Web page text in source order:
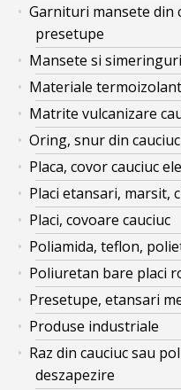
Garnituri mansete din
presetupe
Mansete si simeringuri
Materiale
Matrite vulcanizare
Oring, snur din
Placa, covor cauciuc
Placi etansari, marsit,
Placi, covoare cauciuc
Poliamida, teflon,
Poliuretan bare placi
Presetupe, etansari
Produse industriale
Raz din cauciuc sau
deszapezire